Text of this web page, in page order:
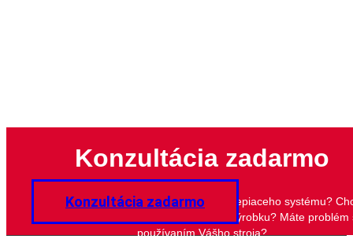
Konzultácia zadarmo
Potrebujete poradiť s výberom lepidla či lepiaceho systému?
zlepšiť kvalitu lepeného spoja Vášho výrobku? Máte problém
používaním Vášho stroja?
Konzultácia zadarmo